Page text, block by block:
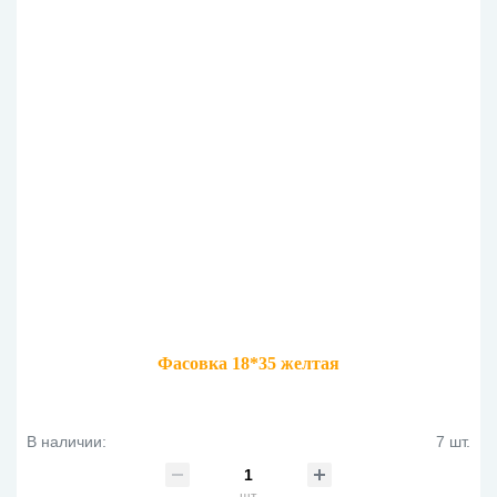
Фасовка 18*35 желтая
В наличии: 7 шт.